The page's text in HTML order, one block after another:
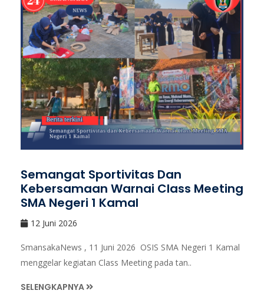
Semangat Sportivitas Dan
Kebersamaan Warnai Class Meeting
SMA Negeri 1 Kamal
12 Juni 2026
SmansakaNews , 11 Juni 2026 OSIS SMA Negeri 1 Kamal
menggelar kegiatan Class Meeting pada tan..
SELENGKAPNYA